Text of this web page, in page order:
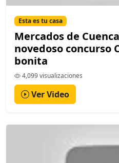
Esta es tu casa
Mercados de
novedoso concurso
bonita
4,099 visualizaciones
Ver Video